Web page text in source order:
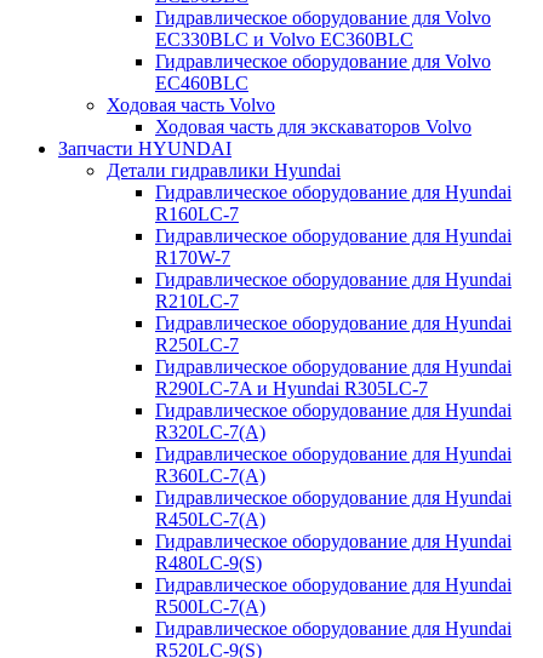
Гидравлическое оборудование для Volvo
EC330BLC и Volvo EC360BLC
Гидравлическое оборудование для Volvo
EC460BLC
Ходовая часть Volvo
Ходовая часть для экскаваторов Volvo
Запчасти HYUNDAI
Детали гидравлики Hyundai
Гидравлическое оборудование для Hyundai
R160LC-7
Гидравлическое оборудование для Hyundai
R170W-7
Гидравлическое оборудование для Hyundai
R210LC-7
Гидравлическое оборудование для Hyundai
R250LC-7
Гидравлическое оборудование для Hyundai
R290LC-7A и Hyundai R305LC-7
Гидравлическое оборудование для Hyundai
R320LC-7(A)
Гидравлическое оборудование для Hyundai
R360LC-7(A)
Гидравлическое оборудование для Hyundai
R450LC-7(A)
Гидравлическое оборудование для Hyundai
R480LC-9(S)
Гидравлическое оборудование для Hyundai
R500LC-7(A)
Гидравлическое оборудование для Hyundai
R520LC-9(S)